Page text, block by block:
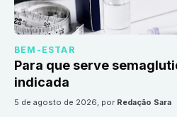
BEM-ESTAR
Para que serve
indicada
5 de agosto de 2026, por Redação Sara